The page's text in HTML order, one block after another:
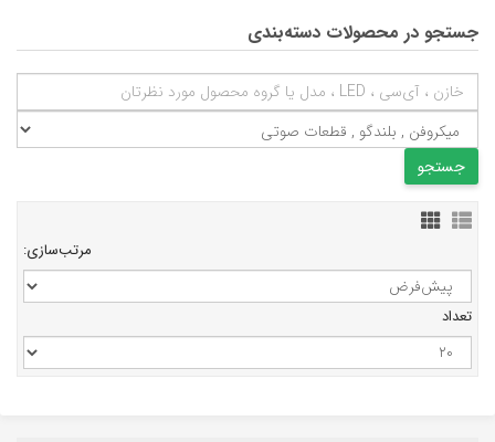
جستجو در محصولات دسته‌بندی
مرتب‌سازی:
تعداد